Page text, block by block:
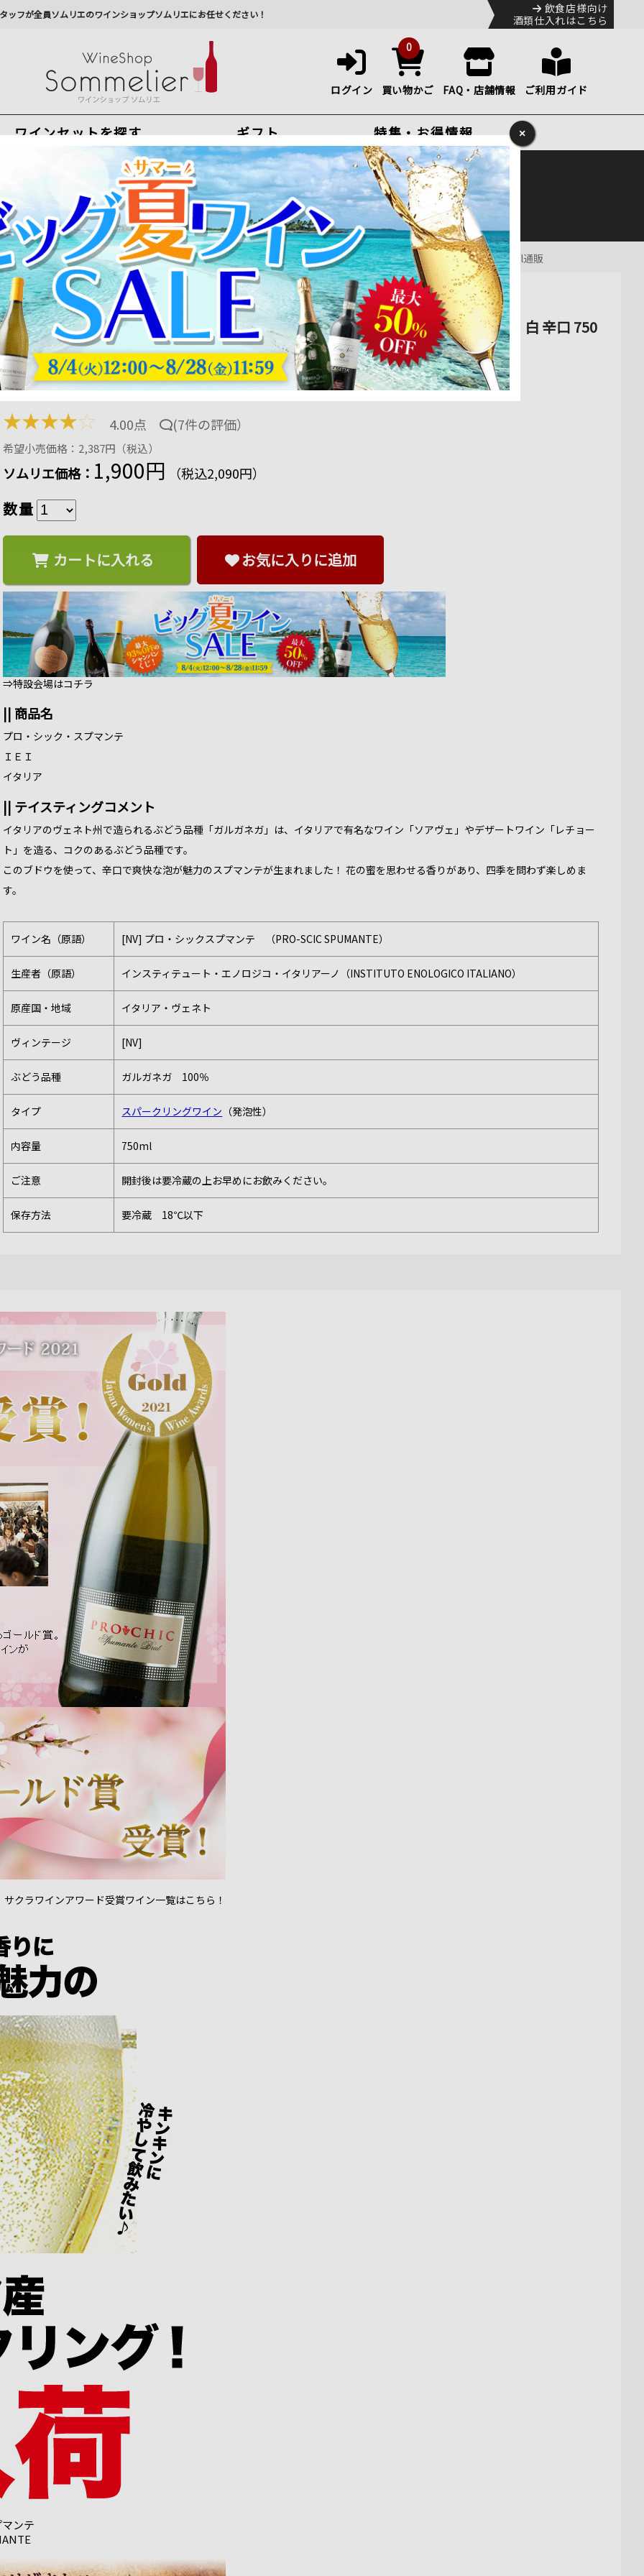
ッフが全員ソムリエのワインショップソムリエにお任せください！
飲食店様向け
酒類仕入れはこちら
ログイン
0
買い物かご FAQ・店舗情報 ご利用ガイド
ワインセットを探す ギフト 特集・お得情報
今から注文で最短8月7日(金)出荷
新の出荷スケジュールについてはこちらをクリック
への配送に遅れが生じております。最新情報は佐川急便のHPをご確認下さい。
ングワイン通販 > プロ・シック・スプマンテ ＩＥＩ NV イタリア ヴェネト スパークリングワイン・白 辛口 750ml通販
金賞生産者のイタリア定番スプマンテ！
プロ・シック・スプマンテ ＩＥＩ NV イタリア ヴェネト スパークリングワイン・白 辛口 750
ml
商品番号：2101120001200
19 ポイント進呈 12%OFF
★★★★☆ 4.00点 (7件の評価）
希望小売価格：2,387円（税込）
ソムリエ価格： 1,900円 （税込2,090円）
数量
カートに入れる お気に入りに追加
⇒特設会場はコチラ
|| 商品名
プロ・シック・スプマンテ
ＩＥＩ
イタリア
|| テイスティングコメント
イタリアのヴェネト州で造られるぶどう品種「ガルガネガ」は、イタリアで有名なワイン「ソアヴェ」やデザートワイン「レチョー
ト」を造る、コクのあるぶどう品種です。
このブドウを使って、辛口で爽快な泡が魅力のスプマンテが生まれました！ 花の蜜を思わせる香りがあり、四季を問わず楽しめま
す。
ワイン名（原語） [NV] プロ・シックスプマンテ （PRO-SCIC SPUMANTE）
生産者（原語） インスティテュート・エノロジコ・イタリアーノ（INSTITUTO ENOLOGICO ITALIANO）
原産国・地域 イタリア・ヴェネト
ヴィンテージ [NV]
ぶどう品種 ガルガネガ 100％
タイプ スパークリングワイン （発泡性）
内容量 750ml
ご注意 開封後は要冷蔵の上お早めにお飲みください。
保存方法 要冷蔵 18℃以下
クラワインアワード受賞ワイン一覧はこちら！
ンテ
×